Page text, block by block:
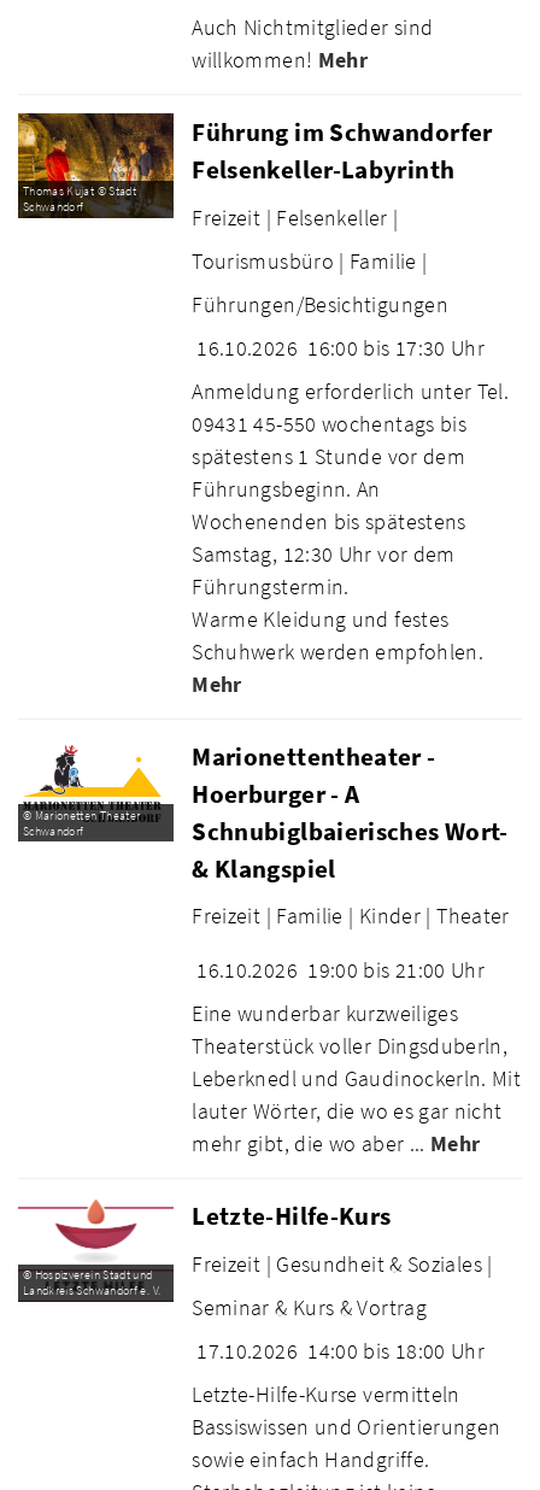
Auch Nichtmitglieder sind
willkommen! Mehr
Thomas Kujat © Stadt
Schwandorf
Führung im Schwandorfer
Felsenkeller-Labyrinth
Freizeit | Felsenkeller |
Tourismusbüro | Familie |
Führungen/Besichtigungen
16.10.2026 16:00 bis 17:30 Uhr
Anmeldung erforderlich unter Tel.
09431 45-550 wochentags bis
spätestens 1 Stunde vor dem
Führungsbeginn. An
Wochenenden bis spätestens
Samstag, 12:30 Uhr vor dem
Führungstermin.
Warme Kleidung und festes
Schuhwerk werden empfohlen.
Mehr
© Marionetten Theater
Schwandorf
Marionettentheater -
Hoerburger - A
Schnubiglbaierisches Wort-
& Klangspiel
Freizeit | Familie | Kinder | Theater
16.10.2026 19:00 bis 21:00 Uhr
Eine wunderbar kurzweiliges
Theaterstück voller Dingsduberln,
Leberknedl und Gaudinockerln. Mit
lauter Wörter, die wo es gar nicht
mehr gibt, die wo aber ... Mehr
© Hospizverein Stadt und
Landkreis Schwandorf e. V.
Letzte-Hilfe-Kurs
Freizeit | Gesundheit & Soziales |
Seminar & Kurs & Vortrag
17.10.2026 14:00 bis 18:00 Uhr
Letzte-Hilfe-Kurse vermitteln
Bassiswissen und Orientierungen
sowie einfach Handgriffe.